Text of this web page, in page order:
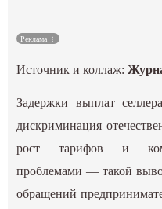
Реклама
Источник и коллаж:
Задержки выплат
дискриминация
рост тарифов и
проблемами — такой
обращений